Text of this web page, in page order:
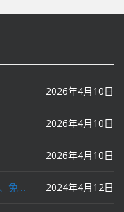
2026年4月10日
2026年4月10日
2026年4月10日
免费论文查重、免费查重、免费论文降重、免费降重、智能降重、一键降重、降低AIGC写作率、AI写论文，这些名词你了解吗？ 2024年4月12日